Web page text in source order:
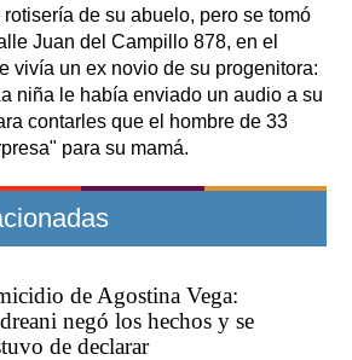
de su abuelo, pero se tomó
Juan del Campillo 878, en el
vivía un ex novio de su progenitora:
niña le había enviado un audio a su
contarles que el hombre de 33
para su mamá.
de Agostina Vega:
negó los hechos y se
de declarar